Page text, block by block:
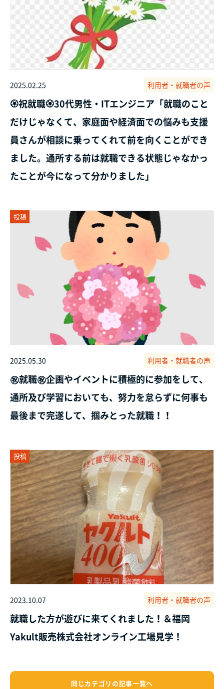
2025.02.25 利用者・就職者の声
🏵️祝就職🏵️30代男性・ITエンジニア「就職のこと
だけじゃなくて、家庭面や経済面での悩みも支援
員さんが相談に乗ってくれて前を向くことができ
ました。通所する前は就職できる状態じゃなかっ
たことが今になって分かりました」
投稿
2025.05.30 利用者・就職者の声
㊗️就職㊗️企画やイベントに積極的に参加をして、
通所及び学習においても、努力を怠らずに何事も
最後まで完遂して、掴みとった就職！！
投稿
2023.10.07 利用者・就職者の声
就職した方が遊びに来てくれました！＆福岡
Yakult販売株式会社オンライン工場見学！
同じカテゴリの記事⼀覧へ